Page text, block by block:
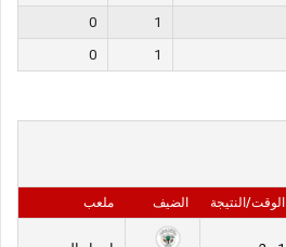
1
0
1
0
الوقت/النتيجة الضيف ملعب